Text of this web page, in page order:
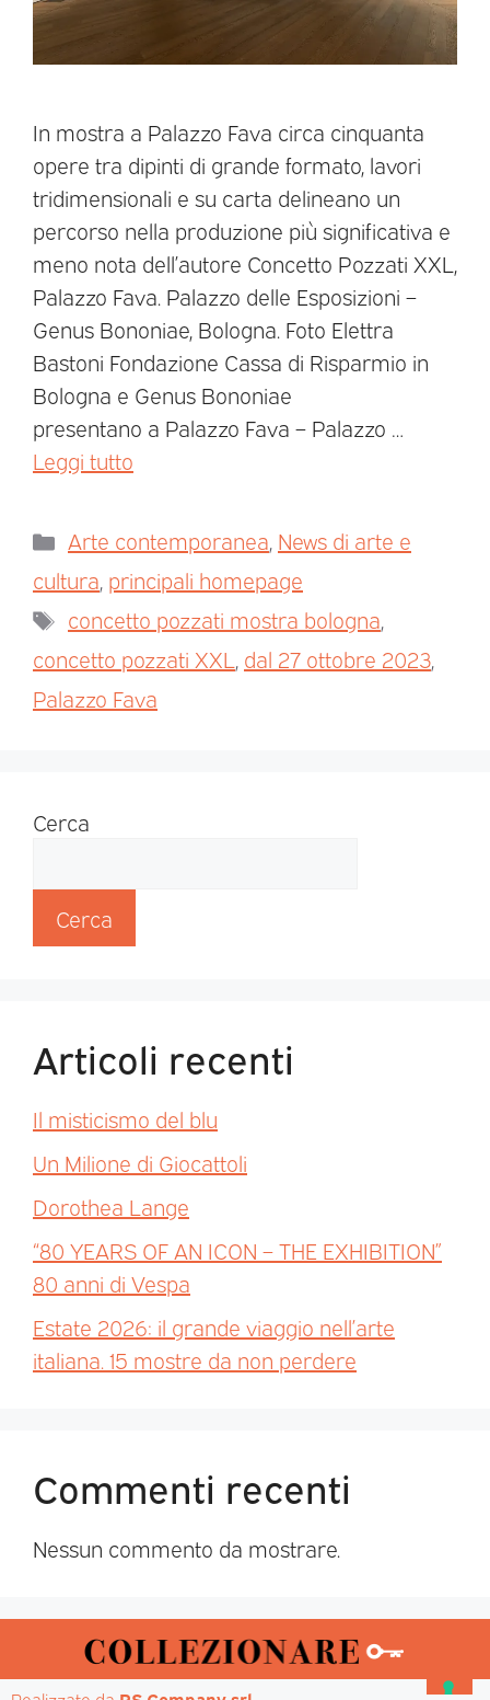
In mostra a Palazzo Fava circa cinquanta
opere tra dipinti di grande formato, lavori
tridimensionali e su carta delineano un
percorso nella produzione più significativa e
meno nota dell’autore Concetto Pozzati XXL,
Palazzo Fava. Palazzo delle Esposizioni –
Genus Bononiae, Bologna. Foto Elettra
Bastoni Fondazione Cassa di Risparmio in
Bologna e Genus Bononiae
presentano a Palazzo Fava – Palazzo …
Leggi tutto
Arte contemporanea News di arte e
cultura principali homepage
concetto pozzati mostra bologna
concetto pozzati XXL
dal 27 ottobre 2023
Palazzo Fava
Cerca
Cerca
Articoli recenti
Il misticismo del blu
Un Milione di Giocattoli
Dorothea Lange
“80 YEARS OF AN ICON – THE EXHIBITION”
80 anni di Vespa
Estate 2026: il grande viaggio nell’arte
italiana. 15 mostre da non perdere
Commenti recenti
Nessun commento da mostrare.